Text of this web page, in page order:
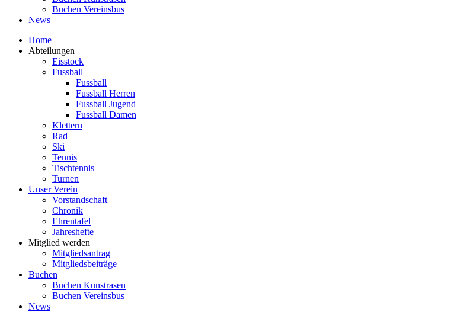
Buchen Vereinsbus
News
Home
Abteilungen
Eisstock
Fussball
Fussball
Fussball Herren
Fussball Jugend
Fussball Damen
Klettern
Rad
Ski
Tennis
Tischtennis
Turnen
Unser Verein
Vorstandschaft
Chronik
Ehrentafel
Jahreshefte
Mitglied werden
Mitgliedsantrag
Mitgliedsbeiträge
Buchen
Buchen Kunstrasen
Buchen Vereinsbus
News